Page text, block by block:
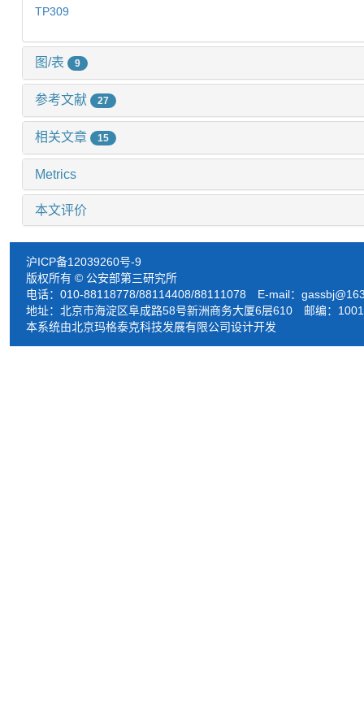
TP309
图/表 9
参考文献 27
相关文章 15
Metrics
本文评价
沪ICP备12039260号-9
版权所有 © 公安部第三研究所
电话：010-88118778/88114408/88111078 E-mail：
地址：北京市海淀区阜成路58号新洲商务大厦6层610 邮编：
本系统由北京玛格泰克科技发展有限公司设计开发